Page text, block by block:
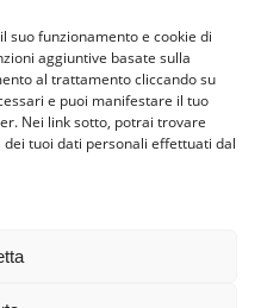
suo funzionamento e cookie di
aggiuntive basate sulla
al trattamento cliccando su
e puoi manifestare il tuo
Nei link sotto, potrai trovare
tuoi dati personali effettuati dal
nel mondo